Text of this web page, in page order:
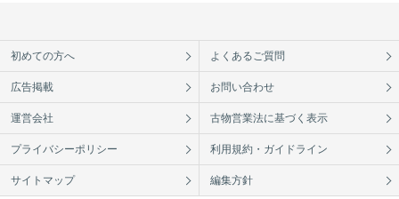
初めての方へ よくあるご質問
広告掲載 お問い合わせ
運営会社 古物営業法に基づく表示
プライバシーポリシー 利用規約・ガイドライン
サイトマップ 編集方針